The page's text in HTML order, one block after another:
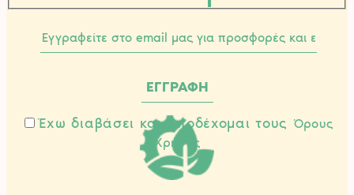
Έχω διαβάσει και αποδέχομαι τους Όρους
Χρήσης